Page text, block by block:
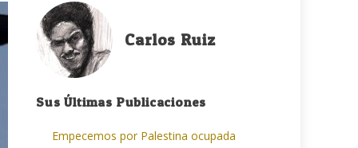
Carlos Ruiz
Sus Últimas Publicaciones
Empecemos por Palestina ocupada